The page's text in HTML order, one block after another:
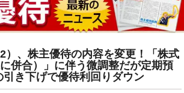
）、株主優待の内容を変更！「株式
併合）」に伴う微調整だが定期預
き下げで優待利回りダウン